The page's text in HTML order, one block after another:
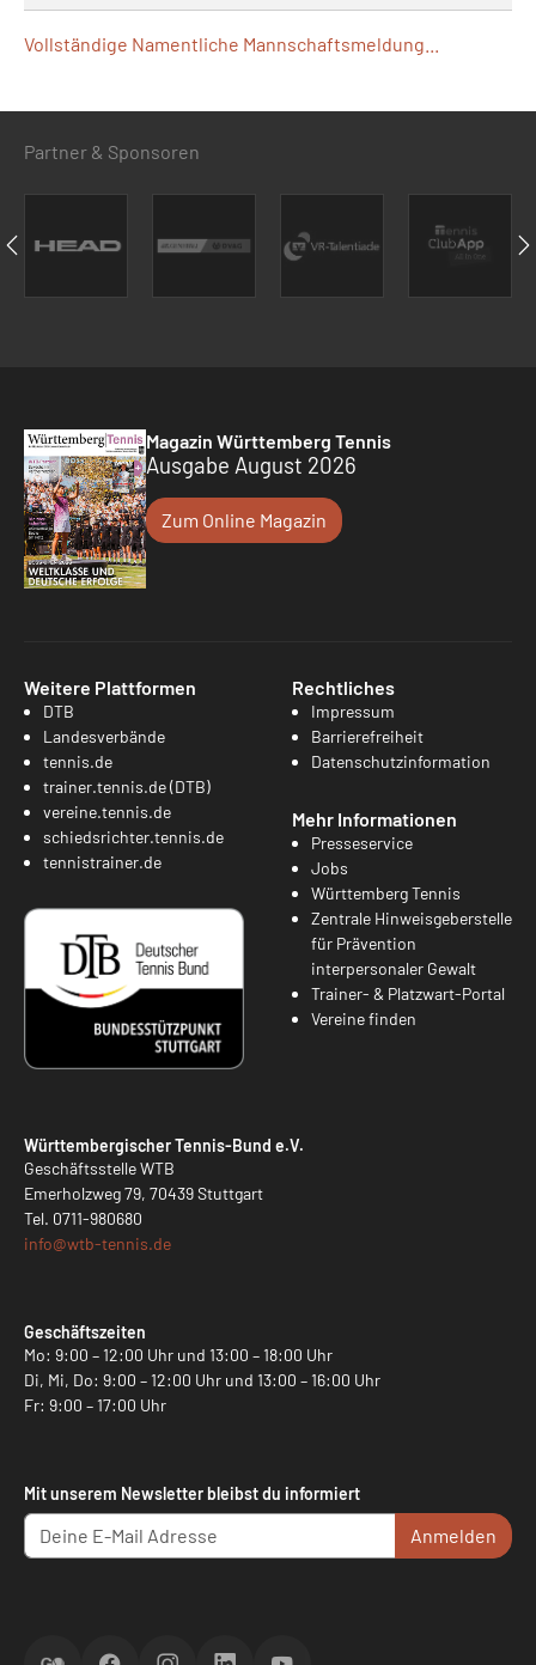
Vollständige Namentliche Mannschaftsmeldung...
Partner & Sponsoren
Magazin Württemberg Tennis
Ausgabe August 2026
Zum Online Magazin
Weitere Plattformen
DTB
Landesverbände
tennis.de
trainer.tennis.de (DTB)
vereine.tennis.de
schiedsrichter.tennis.de
tennistrainer.de
Rechtliches
Impressum
Barrierefreiheit
Datenschutzinformation
Mehr Informationen
Presseservice
Jobs
Württemberg Tennis
Zentrale Hinweisgeberstelle
für Prävention
interpersonaler Gewalt
Trainer- & Platzwart-Portal
Vereine finden
Württembergischer Tennis-Bund e.V.
Geschäftsstelle WTB
Emerholzweg 79, 70439 Stuttgart
Tel. 0711-980680
info@wtb-tennis.de
Geschäftszeiten
Mo: 9:00 – 12:00 Uhr und 13:00 – 18:00 Uhr
Di, Mi, Do: 9:00 – 12:00 Uhr und 13:00 – 16:00 Uhr
Fr: 9:00 – 17:00 Uhr
Mit unserem Newsletter bleibst du informiert
Anmelden